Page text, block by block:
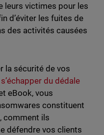
leurs victimes pour les
d’éviter les fuites de
des activités causées
la sécurité de vos
du dédale
eBook, vous
constituent
comment ils
défendre vos clients